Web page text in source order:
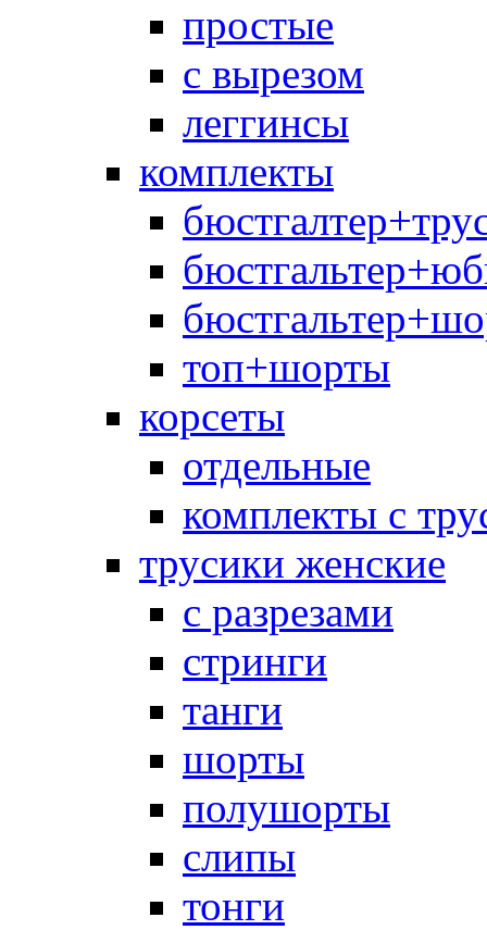
простые
с вырезом
леггинсы
комплекты
топ+шорты
корсеты
отдельные
комплекты с
трусики женские
с разрезами
стринги
танги
шорты
полушорты
слипы
тонги